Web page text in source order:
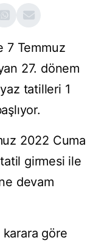
7 Temmuz
27. dönem
tatilleri 1
2022 Cuma
girmesi ile
devam
karara göre